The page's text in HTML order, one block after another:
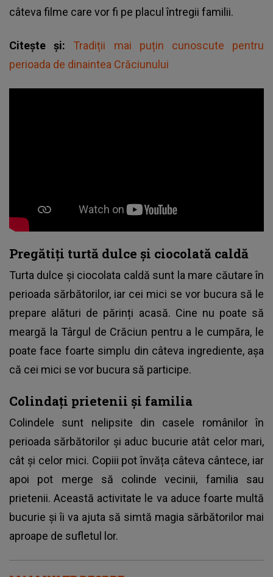
câteva filme care vor fi pe placul întregii familii.
Citește și: Tradiții mai puțin cunoscute pentru
perioada de dinaintea Crăciunului
Pregătiți turtă dulce și ciocolată caldă
Turta dulce și ciocolata caldă sunt la mare căutare în
perioada sărbătorilor, iar cei mici se vor bucura să le
prepare alături de părinți acasă. Cine nu poate să
meargă la Târgul de Crăciun pentru a le cumpăra, le
poate face foarte simplu din câteva ingrediente, așa
că cei mici se vor bucura să participe.
Colindați prietenii și familia
Colindele sunt nelipsite din casele românilor în
perioada sărbătorilor și aduc bucurie atât celor mari,
cât și celor mici. Copiii pot învăța câteva cântece, iar
apoi pot merge să colinde vecinii, familia sau
prietenii. Această activitate le va aduce foarte multă
bucurie și îi va ajuta să simtă magia sărbătorilor mai
aproape de sufletul lor.